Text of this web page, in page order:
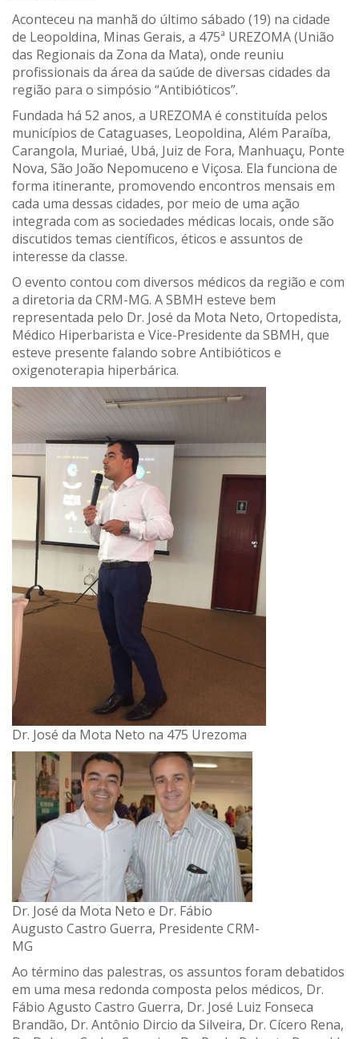
Aconteceu na manhã do último sábado (19) na cidade
de Leopoldina, Minas Gerais, a 475ª UREZOMA (União
das Regionais da Zona da Mata), onde reuniu
profissionais da área da saúde de diversas cidades da
região para o simpósio “Antibióticos”.
Fundada há 52 anos, a UREZOMA é constituída pelos
municípios de Cataguases, Leopoldina, Além Paraíba,
Carangola, Muriaé, Ubá, Juiz de Fora, Manhuaçu, Ponte
Nova, São João Nepomuceno e Viçosa. Ela funciona de
forma itinerante, promovendo encontros mensais em
cada uma dessas cidades, por meio de uma ação
integrada com as sociedades médicas locais, onde são
discutidos temas científicos, éticos e assuntos de
interesse da classe.
O evento contou com diversos médicos da região e com
a diretoria da CRM-MG. A SBMH esteve bem
representada pelo Dr. José da Mota Neto, Ortopedista,
Médico Hiperbarista e Vice-Presidente da SBMH, que
esteve presente falando sobre Antibióticos e
oxigenoterapia hiperbárica.
Dr. José da Mota Neto na 475 Urezoma
Dr. José da Mota Neto e Dr. Fábio
Augusto Castro Guerra, Presidente CRM-
MG
Ao término das palestras, os assuntos foram debatidos
em uma mesa redonda composta pelos médicos, Dr.
Fábio Agusto Castro Guerra, Dr. José Luiz Fonseca
Brandão, Dr. Antônio Dircio da Silveira, Dr. Cícero Rena,